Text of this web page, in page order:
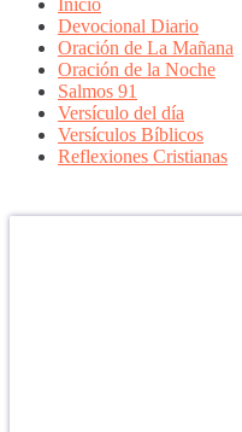
Inicio
Devocional Diario
Oración de La Mañana
Oración de la Noche
Salmos 91
Versículo del día
Versículos Bíblicos
Reflexiones Cristianas